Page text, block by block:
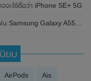
จะใช้ชื่อว่า iPhone SE+ 5G
โชว์ดีไซน์กรอบโลหะ และกล้องหลัง 3 ตัว
ยม
AirPods Ais